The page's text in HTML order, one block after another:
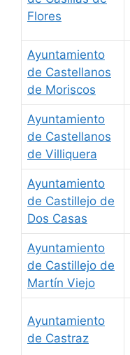
Flores
Ayuntamiento
de Castellanos
de Moriscos
Ayuntamiento
de Castellanos
de Villiquera
Ayuntamiento
de Castillejo de
Dos Casas
Ayuntamiento
de Castillejo de
Martín Viejo
Ayuntamiento
de Castraz